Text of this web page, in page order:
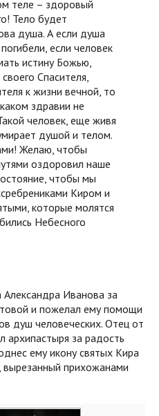
теле – здоровый
Тело будет
душа. А если душа
если человек
истину Божью,
Спасителя,
к жизни вечной, то
здравии не
человек, еще живя
душой и телом.
Желаю, чтобы
оздоровил наше
чтобы мы
Киром и
которые молятся
Небесного
Иванова за
и пожелал ему помощи
душ человеческих. Отец от
архипастыря за радость
ему икону святых Кира
вырезанный прихожанами